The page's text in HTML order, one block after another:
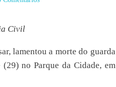
Civil
lamentou a morte do guarda
no Parque da Cidade, em